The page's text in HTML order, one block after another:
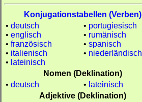
Konjugationstabellen (Verben)
• deutsch
• englisch
• französisch
• italienisch
• lateinisch
• portugiesisch
• rumänisch
• spanisch
• niederländisch
Nomen (Deklination)
• deutsch • lateinisch
Adjektive (Deklination)